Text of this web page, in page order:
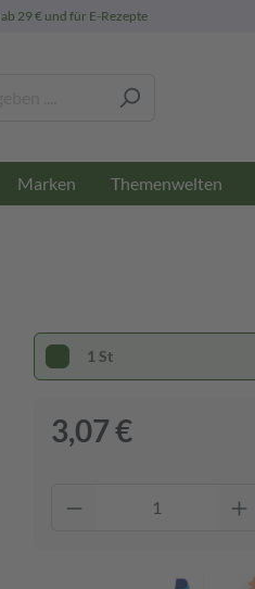
ab 29 € und für E-Rezepte
Marken Themenwelten
1 St
3,07 €